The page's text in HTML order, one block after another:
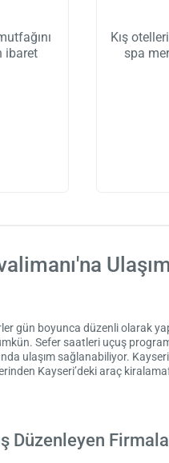
ibaret
Kış
spa
Ulaşım
gün boyunca düzenli olarak
Sefer saatleri uçuş
ulaşım sağlanabiliyor.
Kayseri’dekiaraç kiralama
Düzenleyen